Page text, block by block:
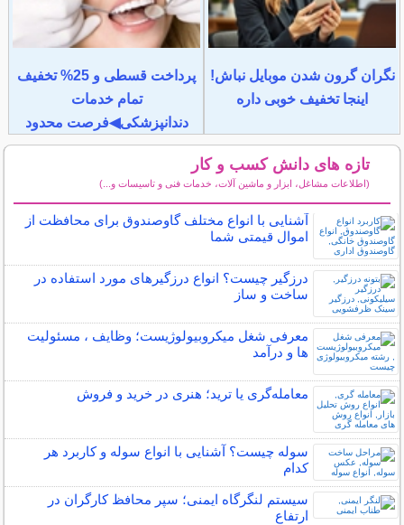
نگران گرون شدن موبایل نباش!
اینجا تخفیف خوبی داره
پرداخت قسطی و 25% تخفیف
تمام خدمات
دندانپزشکی◀فرصت محدود
تازه های دانش کسب و کار
(اطلاعات مشاغل، ابزار و ماشین آلات، خدمات فنی و تاسیسات و...)
آشنایی با انواع مختلف گاوصندوق برای محافظت از
اموال قیمتی شما
درزگیر چیست؟ انواع درزگیرهای مورد استفاده در
ساخت و ساز
معرفی شغل میکروبیولوژیست؛ وظایف ، مسئولیت
ها و درآمد
معامله‌گری یا ترید؛ هنری در خرید و فروش
سوله چیست؟ آشنایی با انواع سوله و کاربرد هر
کدام
سیستم لنگرگاه ایمنی؛ سپر محافظ کارگران در
ارتفاع